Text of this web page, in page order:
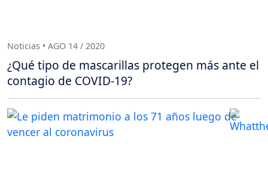
Noticias • AGO 14 / 2020
¿Qué tipo de mascarillas protegen más ante el
contagio de COVID-19?